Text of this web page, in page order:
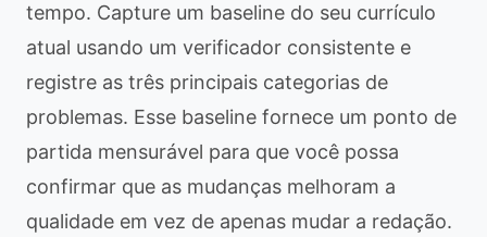
tempo. Capture um baseline do seu currículo
atual usando um verificador consistente e
registre as três principais categorias de
problemas. Esse baseline fornece um ponto de
partida mensurável para que você possa
confirmar que as mudanças melhoram a
qualidade em vez de apenas mudar a redação.